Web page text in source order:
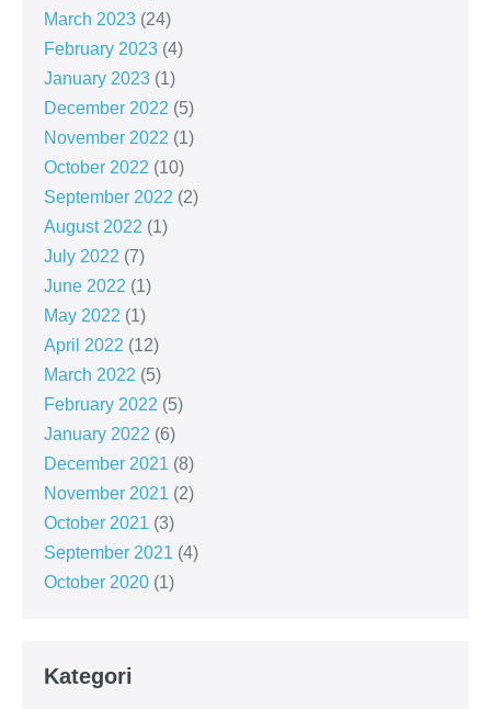
March 2023 (24)
February 2023 (4)
January 2023 (1)
December 2022 (5)
November 2022 (1)
October 2022 (10)
September 2022 (2)
August 2022 (1)
July 2022 (7)
June 2022 (1)
May 2022 (1)
April 2022 (12)
March 2022 (5)
February 2022 (5)
January 2022 (6)
December 2021 (8)
November 2021 (2)
October 2021 (3)
September 2021 (4)
October 2020 (1)
Kategori